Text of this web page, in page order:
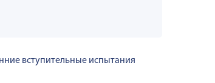
вступительные испытания